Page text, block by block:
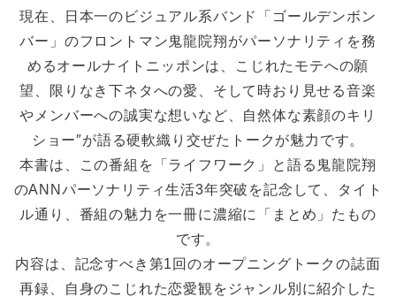
現在、日本一のビジュアル系バンド「ゴールデンボン
バー」のフロントマン鬼龍院翔がパーソナリティを務
めるオールナイトニッポンは、こじれたモテへの願
望、限りなき下ネタへの愛、そして時おり見せる音楽
やメンバーへの誠実な想いなど、自然体な素顔のキリ
ショー″が語る硬軟織り交ぜたトークが魅力です。
本書は、この番組を「ライフワーク」と語る鬼龍院翔
のANNパーソナリティ生活3年突破を記念して、タイト
ル通り、番組の魅力を一冊に濃縮に「まとめ」たもの
です。
内容は、記念すべき第1回のオープニングトークの誌面
再録、自身のこじれた恋愛観をジャンル別に紹介した